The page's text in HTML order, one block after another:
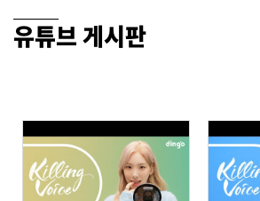
유튜브 게시판